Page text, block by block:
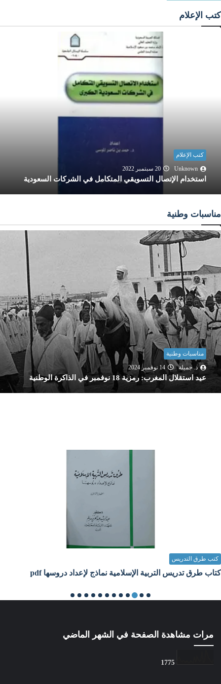
كتب الإعلام
كتب الإعلام
Unknown
20 سبتمبر 2022
استخدام الإتصال التسويقي المتكامل في الشركات السعودية
مناسبات وطنية
مناسبات وطنية
ذ. جميلة
14 نوفمبر 2024
عيد استقلال المغرب: رمزية 18 نوفمبر في الذاكرة الوطنية
كتب طرق التدريس
كتاب طرق تدريس التربية الإسلامية نماذج لإعداد دروسها pdf
مرات مشاهدة الصفحة في الشهر الماضي
1775